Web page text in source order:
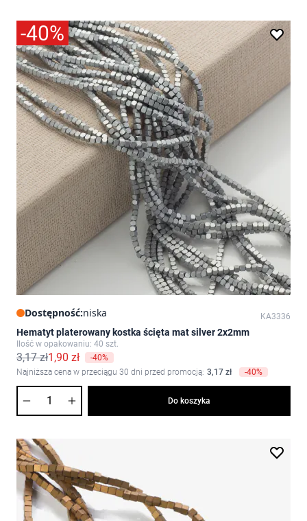
-40%
Dostępność:niska KA3336
Hematyt platerowany kostka ścięta mat silver 2x2mm
Ilość w opakowaniu: 40 szt.
3,17 zł1,90 zł
-40%
Najniższa cena w przeciągu 30 dni przed promocją: 3,17 zł -40%
Do koszyka